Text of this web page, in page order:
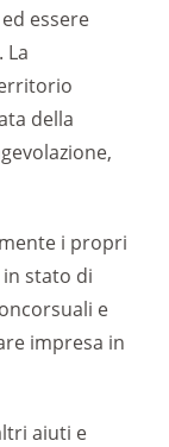
essere
La
della
i propri
stato di
e
impresa in
aiuti e